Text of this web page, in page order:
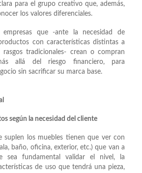
para el grupo creativo que, además,
los valores diferenciales.
que -ante la necesidad de
con características distintas a
rasgos tradicionales- crean o compran
allá del riesgo financiero, para
sin sacrificar su marca base.
según la necesidad del cliente
suplen los muebles tienen que ver con
baño, oficina, exterior, etc.) que van a
sea fundamental validar el nivel, la
de uso que tendrá una pieza,